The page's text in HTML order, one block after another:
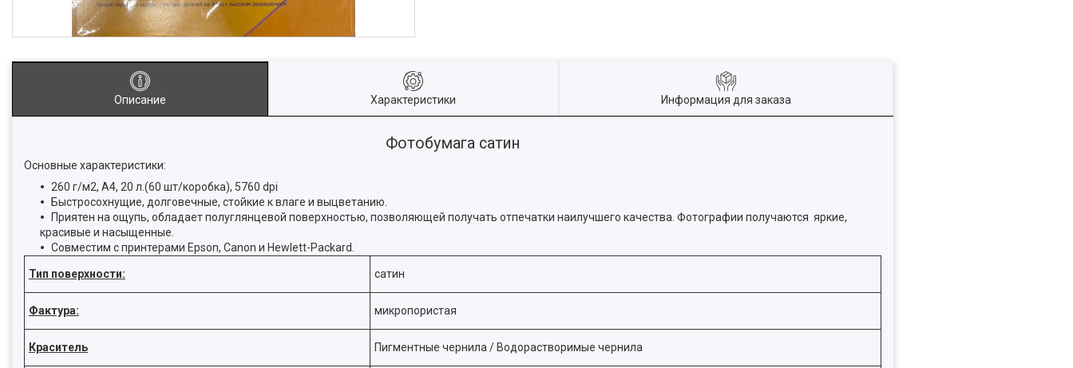
Описание Характеристики Информация для заказа
Фотобумага сатин
Основные характеристики:
260 г/м2, А4, 20 л.(60 шт/коробка), 5760 dpi
Быстросохнущие, долговечные, стойкие к влаге и выцветанию.
Приятен на ощупь, обладает полуглянцевой поверхностью, позволяющей получать отпечатки наилучшего качества. Фотографии получаются яркие,
красивые и насыщенные.
Совместим с принтерами Epson, Canon и Hewlett-Packard.
Тип поверхности: сатин
Фактура: микропористая
Краситель Пигментные чернила / Водорастворимые чернила